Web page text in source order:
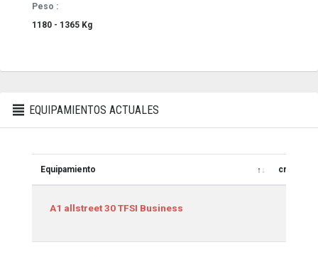
Peso :
1180 - 1365 Kg
EQUIPAMIENTOS ACTUALES
Equipamiento cm3
A1 allstreet 30 TFSI Business